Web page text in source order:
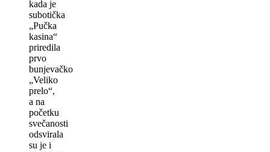
kada je
subotička
„Pučka
kasina“
priredila
prvo
bunjevačko
„Veliko
prelo“,
a na
početku
svečanosti
odsvirala
su je i